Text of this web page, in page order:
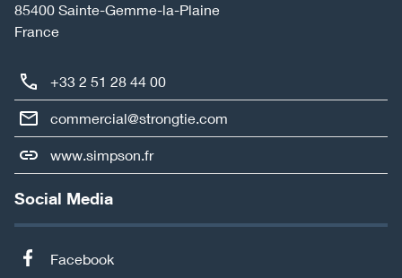
85400 Sainte-Gemme-la-Plaine
France
+33 2 51 28 44 00
commercial@strongtie.com
www.simpson.fr
Social Media
Facebook